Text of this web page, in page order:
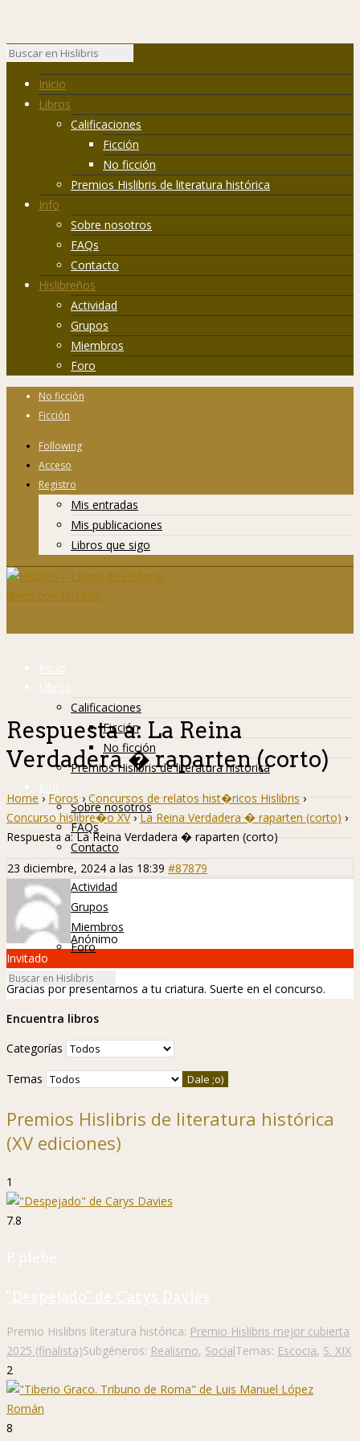
Inicio
Libros
Calificaciones
Ficción
No ficción
Premios Hislibris de literatura histórica
Info
Sobre nosotros
FAQs
Contacto
Hislibreños
Actividad
Grupos
Miembros
Foro
No ficción
Ficción
Following
Acceso
Registro
Mis entradas
Mis publicaciones
Libros que sigo
Inicio
Libros
Calificaciones
Ficción
No ficción
Premios Hislibris de literatura histórica
Info
Sobre nosotros
FAQs
Contacto
Hislibreños
Actividad
Grupos
Miembros
Foro
Respuesta a: La Reina
Verdadera � raparten (corto)
Home › Foros › Concursos de relatos hist�ricos Hislibris ›
Concurso hislibre�o XV › La Reina Verdadera � raparten (corto) ›
Respuesta a: La Reina Verdadera � raparten (corto)
23 diciembre, 2024 a las 18:39 #87879
Anónimo
Invitado
Gracias por presentarnos a tu criatura. Suerte en el concurso.
Encuentra libros
Categorías
Temas
Premios Hislibris de literatura histórica
(XV ediciones)
1
7.8
P. plebe
"Despejado" de Carys Davies
Premio Hislibris literatura histórica: Premio Hislibris mejor cubierta
2025 (finalista)Subgéneros: Realismo, SocialTemas: Escocia, S. XIX
2
8